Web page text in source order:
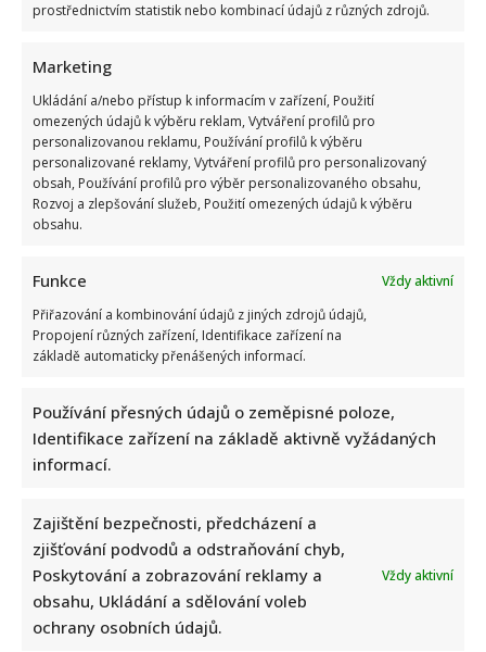
prostřednictvím statistik nebo kombinací údajů z různých zdrojů.
Marketing
Ukládání a/nebo přístup k informacím v zařízení, Použití
omezených údajů k výběru reklam, Vytváření profilů pro
personalizovanou reklamu, Používání profilů k výběru
personalizované reklamy, Vytváření profilů pro personalizovaný
obsah, Používání profilů pro výběr personalizovaného obsahu,
Rozvoj a zlepšování služeb, Použití omezených údajů k výběru
obsahu.
Funkce
Vždy aktivní
Přiřazování a kombinování údajů z jiných zdrojů údajů,
Propojení různých zařízení, Identifikace zařízení na
základě automaticky přenášených informací.
Používání přesných údajů o zeměpisné poloze,
Identifikace zařízení na základě aktivně vyžádaných
informací.
Zajištění bezpečnosti, předcházení a
zjišťování podvodů a odstraňování chyb,
Poskytování a zobrazování reklamy a
obsahu, Ukládání a sdělování voleb
ochrany osobních údajů.
Vždy aktivní
Jiří Dvořák o svém výjezdu na Ukrajinu, kde viděl samé hrůzy:
Češi si prý neváží toho, co mají
rozesmálo i vzbudilo velký obdiv
Jak bude podle AI Marek Ztracený vypadat v důchodu: Šedivé
vlasy ani vousy mu vůbec neuškodí